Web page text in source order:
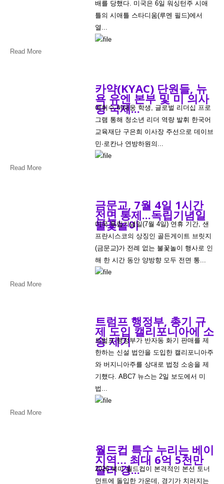
배를 당했다. 미국은 6일 워싱턴주 시애
틀의 시애틀 스타디움(루멘 필드)에서
열...
Read More
카약(KYAC) 단원들, 뉴
욕 유엔 본부 및 미 의사
당 국제...
예휘수·허태웅 학생, 글로벌 리더십 프로
그램 통해 청소년 리더 역량 발휘 한국어
교육재단 구은희 이사장 주선으로 데이브
민·로칸나 연방하원의...
Read More
금문교, 7월 4일 1시간
전면 통제...독립기념일
불꽃놀이
미국 독립기념일(7월 4일) 연휴 기간, 샌
프란시스코의 상징인 골든게이트 브릿지
(금문교)가 전례 없는 불꽃놀이 행사로 인
해 한 시간 동안 양방향 모두 전면 통...
Read More
트럼프 행정부, 총기 규
제 도입 캘리포니아에 소
송 제기
트럼프 행정부가 반자동 화기 판매를 제
한하는 신설 법안을 도입한 캘리포니아주
와 버지니아주를 상대로 법정 소송을 제
기했다. ABC7 뉴스는 2일 보도에서 미
법...
Read More
월드컵 특수 누리는 베이
지역… 최대 6억 5천만
달러 경...
2026 북미 월드컵이 본격적인 본선 토너
먼트에 돌입한 가운데, 경기가 치러지는